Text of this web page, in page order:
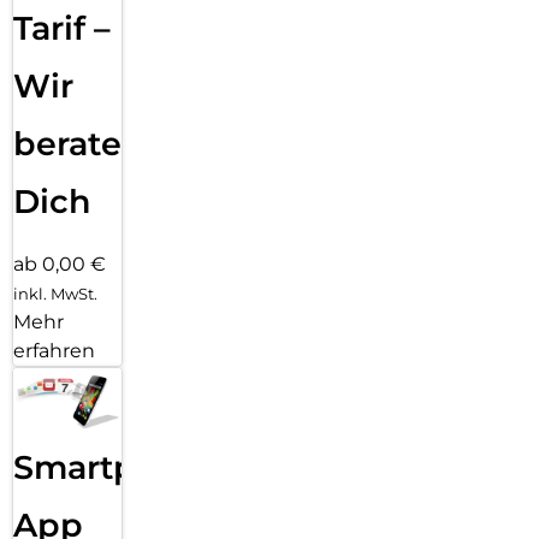
Tarif –
Wir
beraten
Dich
ab 0,00 €
inkl. MwSt.
Mehr
erfahren
Smartphone
App